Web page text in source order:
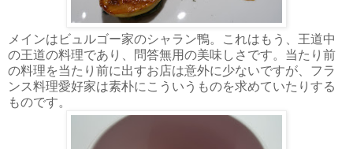
メインはビュルゴー家のシャラン鴨。これはもう、王道中
の王道の料理であり、問答無用の美味しさです。当たり前
の料理を当たり前に出すお店は意外に少ないですが、フラ
ンス料理愛好家は素朴にこういうものを求めていたりする
ものです。